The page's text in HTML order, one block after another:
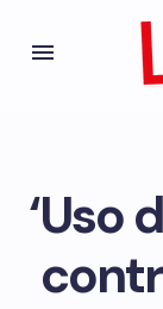
‘Uso